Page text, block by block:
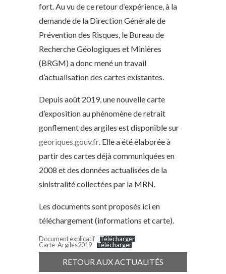
fort. Au vu de ce retour d’expérience, à la
demande de la Direction Générale de
Prévention des Risques, le Bureau de
Recherche Géologiques et Minières
(BRGM) a donc mené un travail
d’actualisation des cartes existantes.
Depuis août 2019, une nouvelle carte
d’exposition au phénomène de retrait
gonflement des argiles est disponible sur
georiques.gouv.fr . Elle a été élaborée à
partir des cartes déjà communiquées en
2008 et des données actualisées de la
sinistralité collectées par la MRN.
Les documents sont proposés ici en
téléchargement (informations et carte).
Document explicatif Télécharger
Carte-Argiles2019 Télécharger
RETOUR AUX ACTUALITÉS